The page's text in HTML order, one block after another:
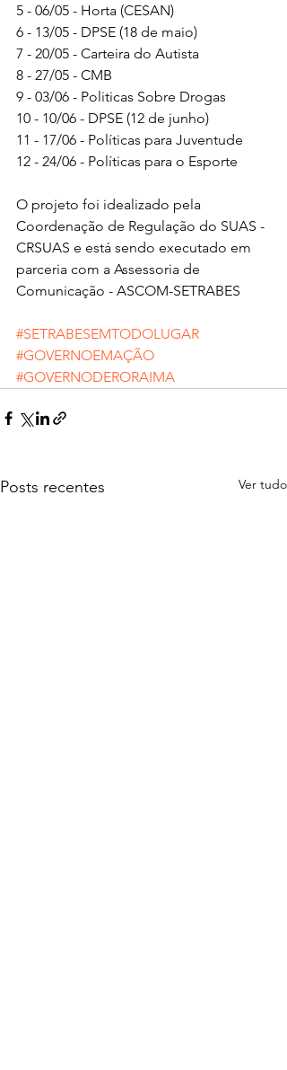
5 - 06/05 - Horta (CESAN)
6 - 13/05 - DPSE (18 de maio)
7 - 20/05 - Carteira do Autista
8 - 27/05 - CMB
9 - 03/06 - Politicas Sobre Drogas
10 - 10/06 - DPSE (12 de junho)
11 - 17/06 - Políticas para Juventude
12 - 24/06 - Políticas para o Esporte
O projeto foi idealizado pela
Coordenação de Regulação do SUAS -
CRSUAS e está sendo executado em
parceria com a Assessoria de
Comunicação - ASCOM-SETRABES
#SETRABESEMTODOLUGAR
#GOVERNOEMAÇÃO
#GOVERNODERORAIMA
Posts recentes Ver tudo